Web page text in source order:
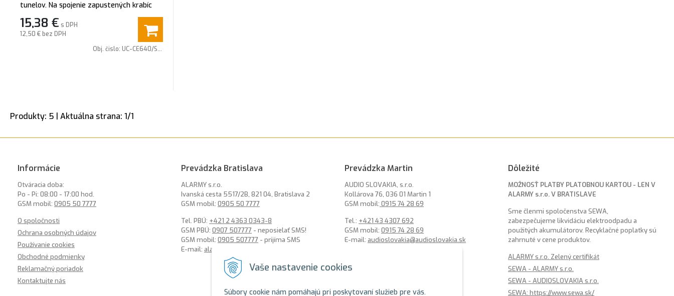
Vaše nastavenie cookies
Súbory cookie nám pomáhajú pri poskytovaní služieb pre vás.
tunelov. Na spojenie zapustených krabíc
CE640/SUPRA.
15,38 € s DPH
12,50 € bez DPH
Obj. čislo:UC-CE640/SUPRA
Produkty: 5 | Aktuálna strana: 1/1
Informácie
Otváracia doba:
Po - Pi: 08:00 - 17:00 hod.
GSM mobil: 0905 50 7777
O spoločnosti
Ochrana osobných údajov
Používanie cookies
Obchodné podmienky
Reklamačný poriadok
Kontaktujte nás
Prevádzka Bratislava
ALARMY s.r.o.
Ivanská cesta 5517/2B, 821 04, Bratislava 2
GSM mobil: 0905 50 7777
Tel. PBÚ: +421 2 4363 0343-8
GSM PBÚ: 0907 507777 - neposielať SMS!
GSM mobil: 0905 507777 - prijíma SMS
E-mail: alarmysro@alarmysro.sk
Prevádzka Martin
AUDIO SLOVAKIA, s.r.o.
Kollárova 76, 036 01 Martin 1
GSM mobil: 0915 74 28 69
Tel.: +421 43 4307 692
GSM mobil: 0915 74 28 69
E-mail: audioslovakia@audioslovakia.sk
Dôležité
MOŽNOSŤ PLATBY PLATOBNOU KARTOU - LEN V
ALARMY s.r.o. V BRATISLAVE
Sme členmi spoločenstva SEWA,
zabezpečujeme likvidáciu elektroodpadu a
použitých akumulátorov. Recyklačné poplatky sú
zahrnuté v cene produktov.
ALARMY s.r.o. Zelený certifikát
SEWA - ALARMY s.r.o.
SEWA - AUDIOSLOVAKIA s.r.o.
SEWA: https://www.sewa.sk/